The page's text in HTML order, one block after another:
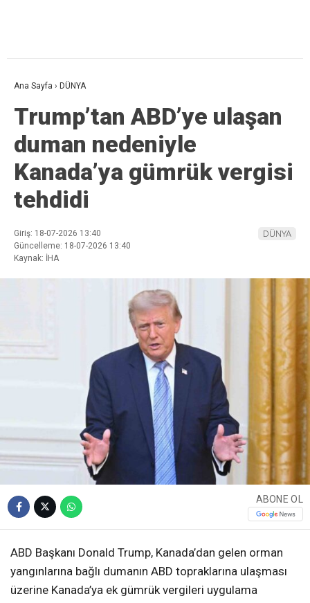
Ana Sayfa › DÜNYA
Trump’tan ABD’ye ulaşan
duman nedeniyle
Kanada’ya gümrük vergisi
tehdidi
Giriş: 18-07-2026 13:40
Güncelleme: 18-07-2026 13:40
Kaynak: İHA
DÜNYA
ABONE OL
ABD Başkanı Donald Trump, Kanada’dan gelen orman
yangınlarına bağlı dumanın ABD topraklarına ulaşması
üzerine Kanada’ya ek gümrük vergileri uygulama